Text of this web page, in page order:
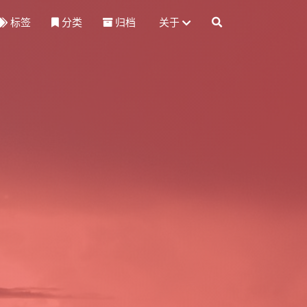
标签 分类 归档 关于